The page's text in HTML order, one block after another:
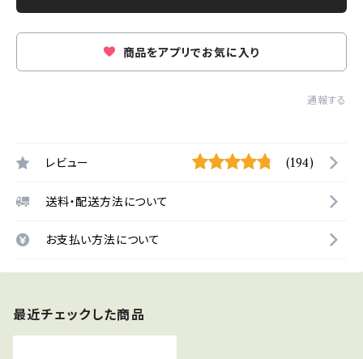
商品をアプリでお気に入り
通報する
レビュー (194)
送料・配送方法について
お支払い方法について
最近チェックした商品